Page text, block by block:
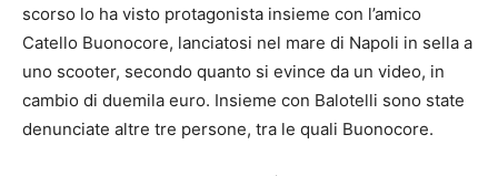
scorso lo ha visto protagonista insieme con l’amico
Catello Buonocore, lanciatosi nel mare di Napoli in sella a
uno scooter, secondo quanto si evince da un video, in
cambio di duemila euro. Insieme con Balotelli sono state
denunciate altre tre persone, tra le quali Buonocore.